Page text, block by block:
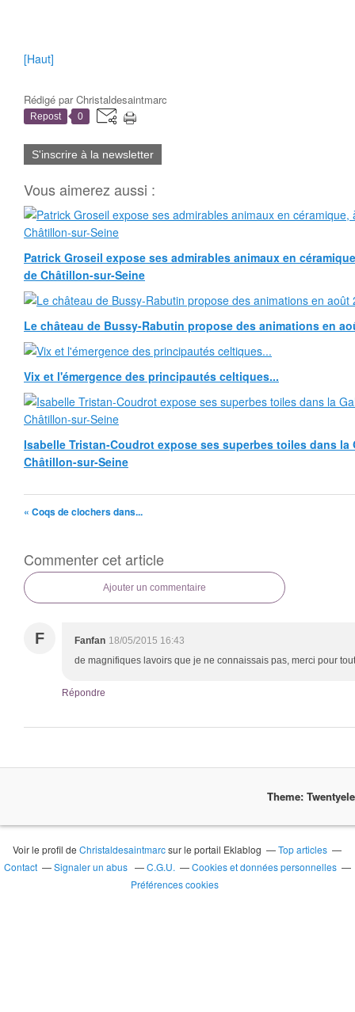
[Haut]
Rédigé parChristaldesaintmarc
Repost 0
S'inscrire à la newsletter
Vous aimerez aussi :
Patrick Groseil expose ses admirables animaux en
de Châtillon-sur-Seine
Le château de Bussy-Rabutin propose des animations en
Vix et l'émergence des principautés celtiques...
Isabelle Tristan-Coudrot expose ses superbes toiles dans la
Châtillon-sur-Seine
« Coqs de clochers dans...
Commenter cet article
Ajouter un commentaire
F Fanfan 18/05/2015 16:43
de magnifiques lavoirs que je ne connaissais pas, merci pour
Répondre
Theme:
Voir le profil deChristaldesaintmarcsur le portail Eklablog
Top articles
Contact
Signaler un abus C.G.U.
Cookies et données personnelles
Préférences cookies